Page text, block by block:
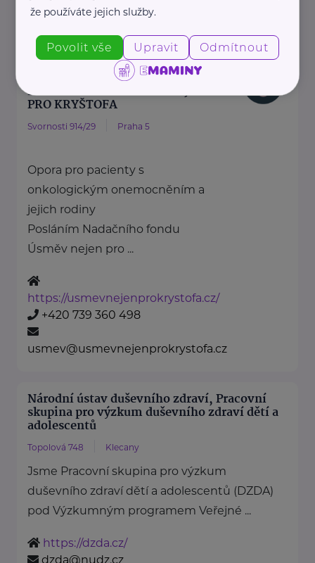
info@spolusodvahou.cz
NADAČNÍ FOND ÚSMĚV NEJEN
PRO KRYŠTOFA
Svornosti 914/29 Praha 5
Opora pro pacienty s
onkologickým onemocněním a
jejich rodiny
Posláním Nadačního fondu
Úsměv nejen pro ...
https://usmevnejenprokrystofa.cz/
+420 739 360 498
usmev@usmevnejenprokrystofa.cz
Národní ústav duševního zdraví, Pracovní
skupina pro výzkum duševního zdraví dětí a
adolescentů
Topolová 748 Klecany
Jsme Pracovní skupina pro výzkum
duševního zdraví dětí a adolescentů (DZDA)
pod Výzkumným programem Veřejné ...
https://dzda.cz/
dzda@nudz.cz
že používáte jejich služby.
Povolit vše Upravit Odmítnout